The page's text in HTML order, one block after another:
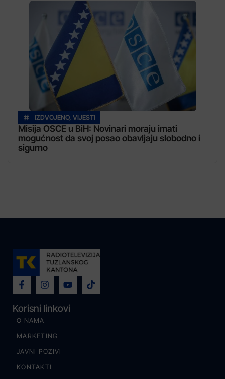
IZDVOJENO, VIJESTI
Misija OSCE u BiH: Novinari moraju imati
mogućnost da svoj posao obavljaju slobodno i
sigurno
Korisni linkovi
O NAMA
MARKETING
JAVNI POZIVI
KONTAKTI